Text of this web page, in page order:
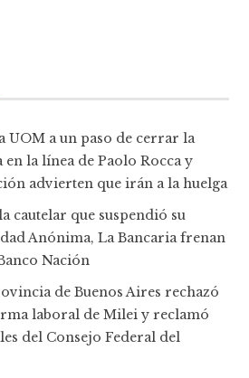
UOM a un paso de cerrar la
la línea de Paolo Rocca y
advierten que irán a la huelga
cautelar que suspendió su
Anónima, La Bancaria frenan
Nación
de Buenos Aires rechazó
laboral de Milei y reclamó
del Consejo Federal del